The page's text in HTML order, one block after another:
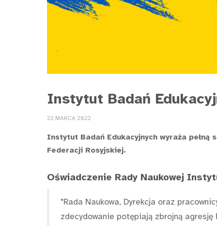
Instytut Badań
22 MARCA 2022
Instytut Badań Edukacyjnych wyraża
Federacji Rosyjskiej.
Oświadczenie Rady Naukowej
"Rada Naukowa, Dyrekcja oraz
zdecydowanie potępiają zbrojną agresję